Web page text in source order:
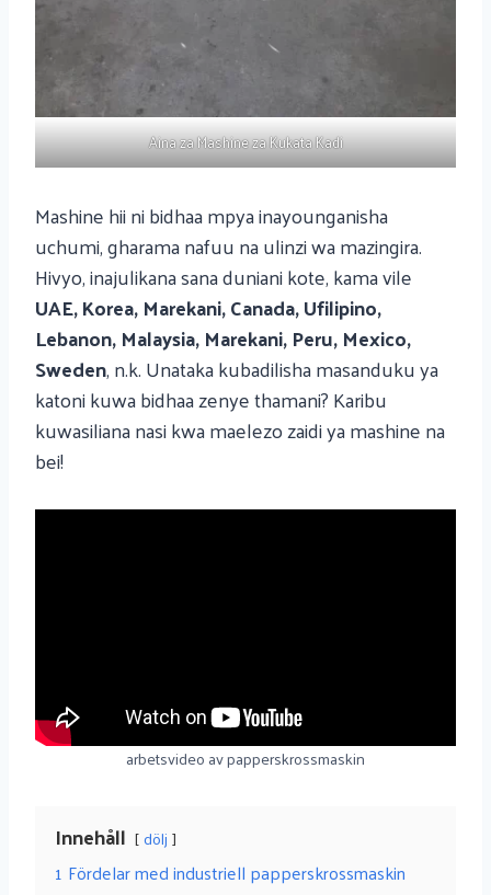
Aina za Mashine za Kukata Kadi
Mashine hii ni bidhaa mpya inayounganisha
uchumi, gharama nafuu na ulinzi wa mazingira.
Hivyo, inajulikana sana duniani kote, kama vile
UAE, Korea, Marekani, Canada, Ufilipino,
Lebanon, Malaysia, Marekani, Peru, Mexico,
Sweden, n.k. Unataka kubadilisha masanduku ya
katoni kuwa bidhaa zenye thamani? Karibu
kuwasiliana nasi kwa maelezo zaidi ya mashine na
bei!
arbetsvideo av papperskrossmaskin
Innehåll dölj
1 Fördelar med industriell papperskrossmaskin